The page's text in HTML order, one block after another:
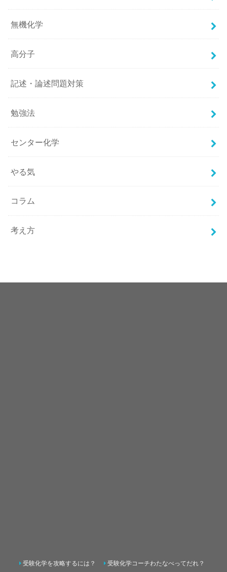
無機化学
高分子
記述・論述問題対策
勉強法
センター化学
やる気
コラム
考え方
受験化学を攻略するには？ 受験化学コーチわたなべってだれ？